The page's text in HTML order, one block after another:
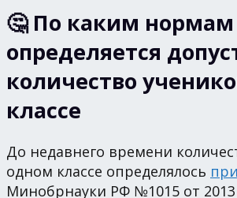
🤔 По каким нормам
определяется
количество
классе
До недавнего времени
одном классе определялось
Минобрнауки РФ №1015 от